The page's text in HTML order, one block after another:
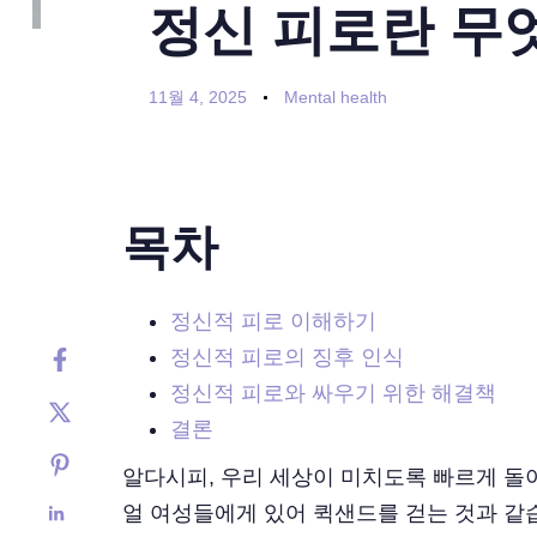
정신 피로란 무
11월 4, 2025 Mental health
목차
정신적 피로 이해하기
정신적 피로의 징후 인식
정신적 피로와 싸우기 위한 해결책
결론
알다시피, 우리 세상이 미치도록 빠르게
얼 여성들에게 있어 퀵샌드를 걷는 것과